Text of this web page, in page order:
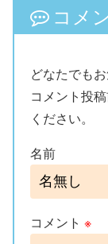
コメ
どなたでも
コメント投稿
ください。
名前
コメント ※